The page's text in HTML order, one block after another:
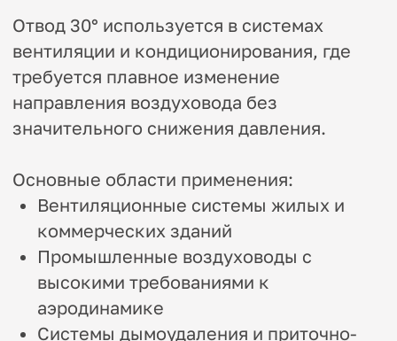
Прямоугольный отвод 90 °
Прямоугольный отвод 45 °